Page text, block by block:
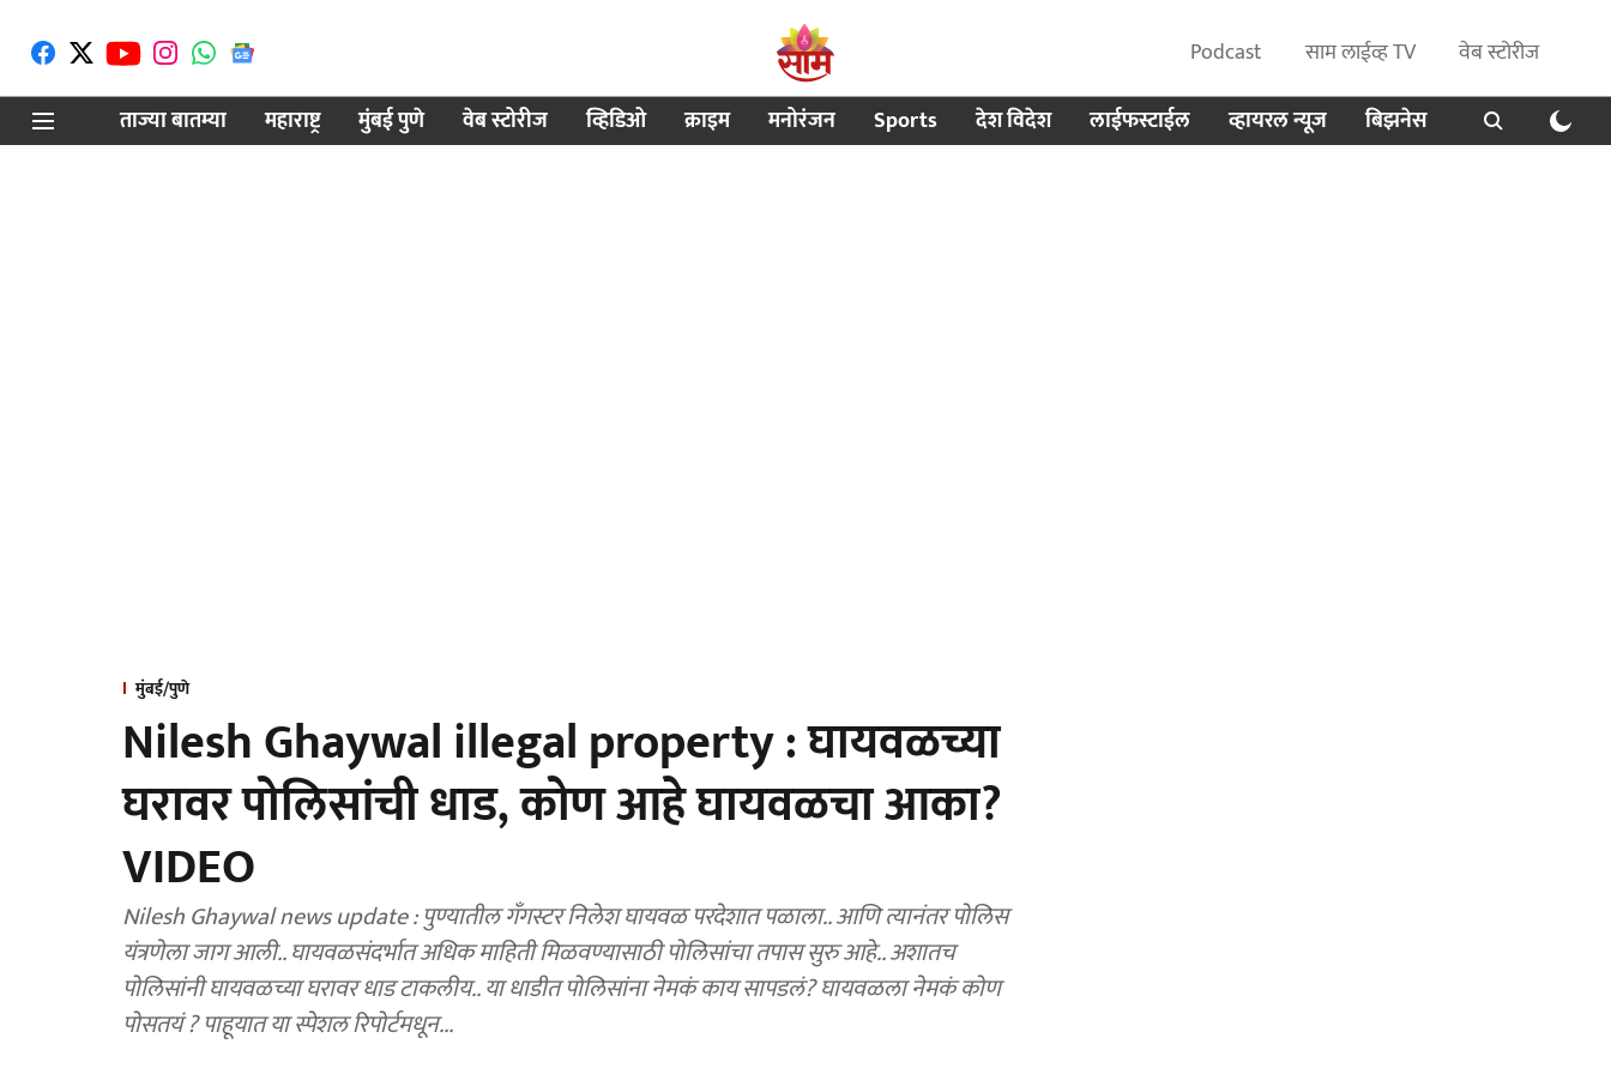
Podcast साम लाईव्ह TV
वेब स्टोरीज
ताज्या बातम्या
महाराष्ट्र मुंबई पुणे वेब स्टोरीज व्हिडिओ क्राइम मनोरंजन Sports देश विदेश लाईफस्टाईल व्हायरल न्यूज बिझनेस
मुंबई/पुणे
Nilesh Ghaywal illegal property : घायवळच्या
घरावर पोलिसांची धाड, कोण आहे घायवळचा आका?
VIDEO
Nilesh Ghaywal news update : पुण्यातील गँगस्टर निलेश घायवळ परदेशात पळाला.. आणि त्यानंतर पोलिस
यंत्रणेला जाग आली.. घायवळसंदर्भात अधिक माहिती मिळवण्यासाठी पोलिसांचा तपास सुरु आहे.. अशातच
पोलिसांनी घायवळच्या घरावर धाड टाकलीय.. या धाडीत पोलिसांना नेमकं काय सापडलं? घायवळला नेमकं कोण
पोसतयं ? पाहूयात या स्पेशल रिपोर्टमधून...